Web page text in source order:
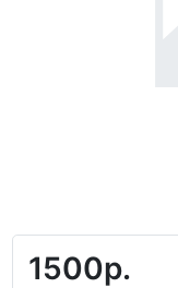
1500р.